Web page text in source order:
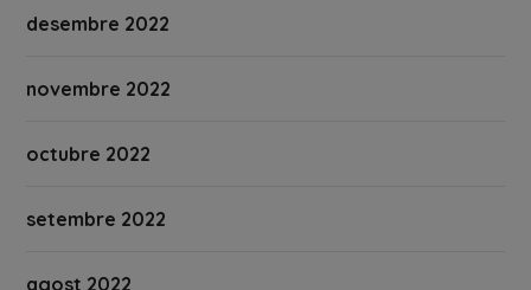
desembre 2022
novembre 2022
octubre 2022
setembre 2022
agost 2022